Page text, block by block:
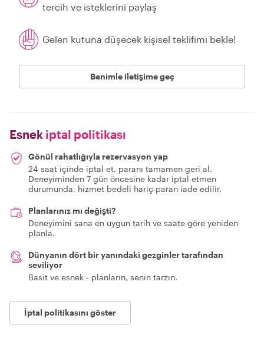
tercih ve isteklerini paylaş
Gelen kutuna düşecek kişisel teklifimi bekle!
Benimle iletişime geç
Esnek iptal politikası
Gönül rahatlığıyla rezervasyon yap
24 saat içinde iptal et, paranı tamamen geri al.
Deneyiminden 7 gün öncesine kadar iptal etmen
durumunda, hizmet bedeli hariç paran iade edilir.
Planlarınız mı değişti?
Deneyimini sana en uygun tarih ve saate göre yeniden
planla.
Dünyanın dört bir yanındaki gezginler tarafından
seviliyor
Basit ve esnek - planların, senin tarzın.
İptal politikasını göster